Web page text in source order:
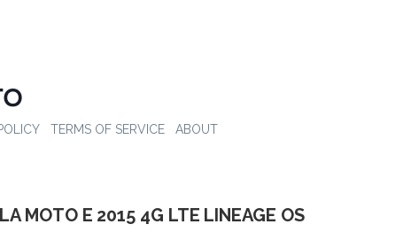
TERMS OF SERVICE ABOUT
MOTO E 2015 4G LTE LINEAGE OS